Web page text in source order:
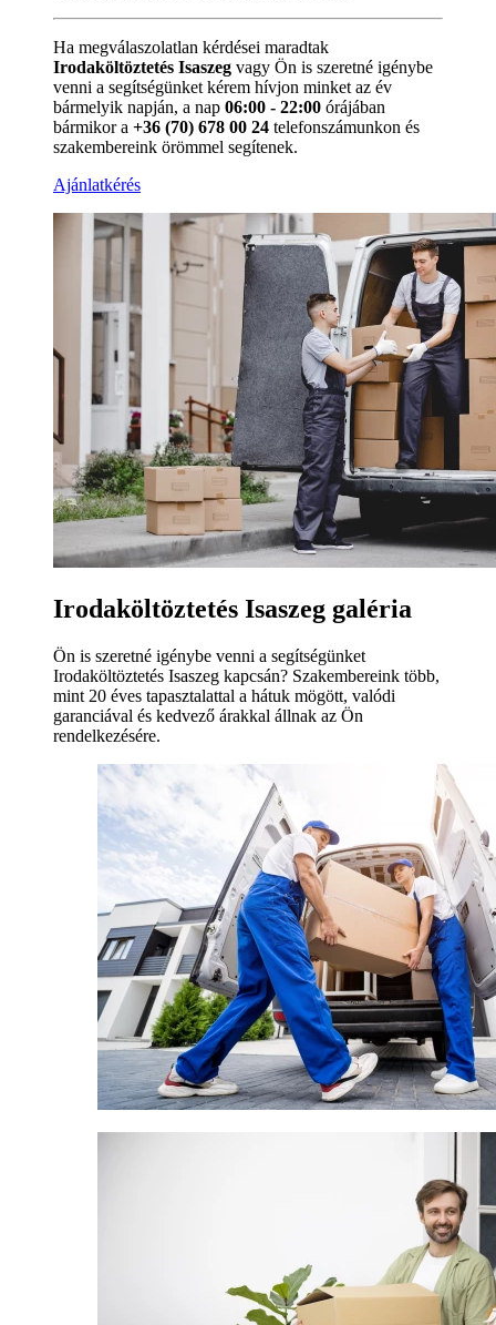
Ha megválaszolatlan kérdései maradtak
Irodaköltöztetés Isaszeg vagy Ön is szeretné igénybe
venni a segítségünket kérem hívjon minket az év
bármelyik napján, a nap 06:00 - 22:00 órájában
bármikor a +36 (70) 678 00 24 telefonszámunkon és
szakembereink örömmel segítenek.
Ajánlatkérés
Irodaköltöztetés Isaszeg galéria
Ön is szeretné igénybe venni a segítségünket
Irodaköltöztetés Isaszeg kapcsán? Szakembereink több,
mint 20 éves tapasztalattal a hátuk mögött, valódi
garanciával és kedvező árakkal állnak az Ön
rendelkezésére.